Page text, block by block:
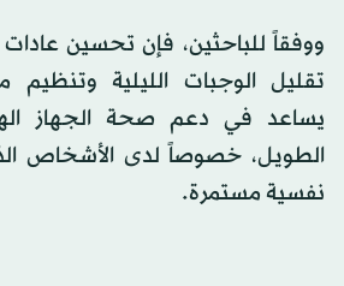
ووفقاً للباحثين، فإن تحسين عادات
تقليل الوجبات الليلية وتنظيم
يساعد في دعم صحة الجهاز
الطويل، خصوصاً لدى الأشخاص
نفسية مستمرة.